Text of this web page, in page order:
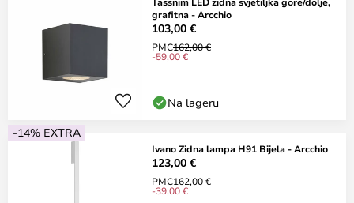
grafitna - Arcchio
103,00 €
PMC162,00 €
-59,00 €
Na lageru
-14% EXTRA
Ivano Zidna lampa H91 Bijela - Arcchio
123,00 €
PMC162,00 €
-39,00 €